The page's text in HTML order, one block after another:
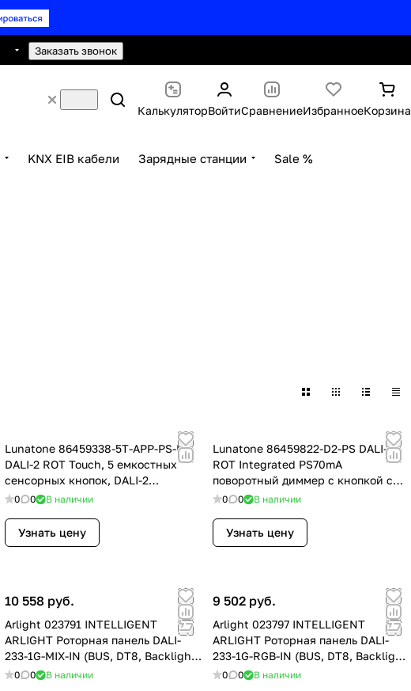
Заказать звонок
КалькуляторВойтиСравнениеИзбранноеКорзина
KNX EIB кабели Зарядные станции Sale %
Lunatone 86459338-5T-APP-PS-L1
DALI-2 ROT Touch, 5 емкостных
сенсорных кнопок, DALI-2
Instances и ap
0 0 В наличии
Узнать цену
Lunatone 86459822-D2-PS DALI-2
ROT Integrated PS70mA
поворотный диммер с кнопкой с
DALI-2 Instances
0 0 В наличии
Узнать цену
10 558 руб.
Arlight 023791 INTELLIGENT
ARLIGHT Роторная панель DALI-
233-1G-MIX-IN (BUS, DT8, Backlight)
(Arlight, -)
0 0 В наличии
9 502 руб.
Arlight 023797 INTELLIGENT
ARLIGHT Роторная панель DALI-
233-1G-RGB-IN (BUS, DT8, Backlight)
(Arlight, -)
0 0 В наличии